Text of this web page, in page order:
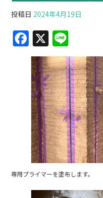
投稿日 2024年4月19日
F
a
c
e
b
o
o
k
X
n
e
専用プライマーを塗布します。